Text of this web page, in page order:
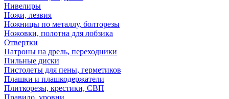
Нивелиры
Ножи, лезвия
Ножницы по металлу, болторезы
Ножовки, полотна для лобзика
Отвертки
Патроны на дрель, переходники
Пильные диски
Пистолеты для пены, герметиков
Плашки и плашкодержатели
Плиткорезы, крестики, СВП
Правило, уровни